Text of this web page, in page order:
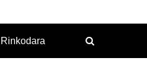
Rinkodara